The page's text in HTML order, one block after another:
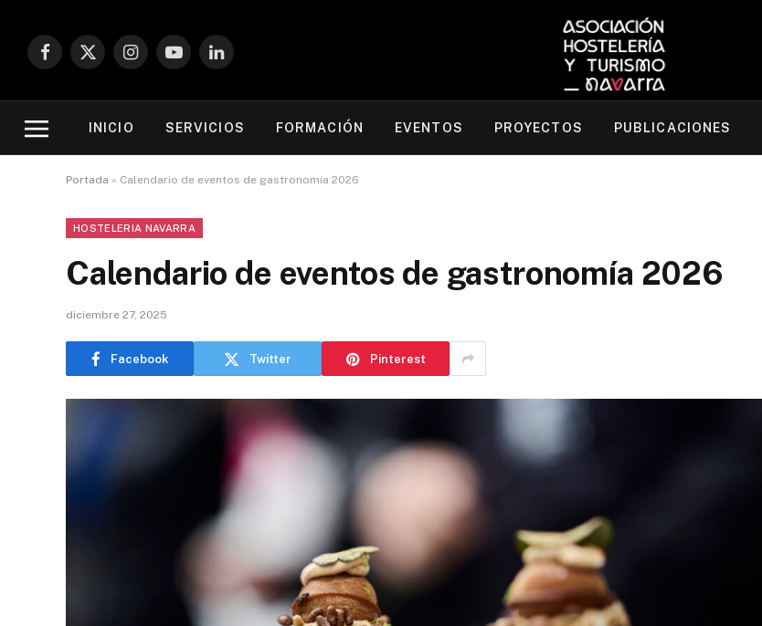
Facebook
X
InstagramYouTubeLinkedIn
INICIO SERVICIOS FORMACIÓN EVENTOS PROYECTOS PUBLICACIONES
Portada » Calendario de eventos de gastronomía 2026
HOSTELERIA NAVARRA
Calendario de eventos de gastronomía 2026
diciembre 27, 2025
Facebook Twitter Pinterest